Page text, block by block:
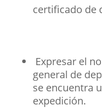
certificado de
Expresar el
general de
se encuentra
expedición.